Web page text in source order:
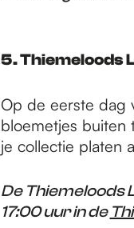
5. Thiemeloods
Op de eerste dag
bloemetjes buiten
je collectie platen
De Thiemeloods
17:00 uur in de